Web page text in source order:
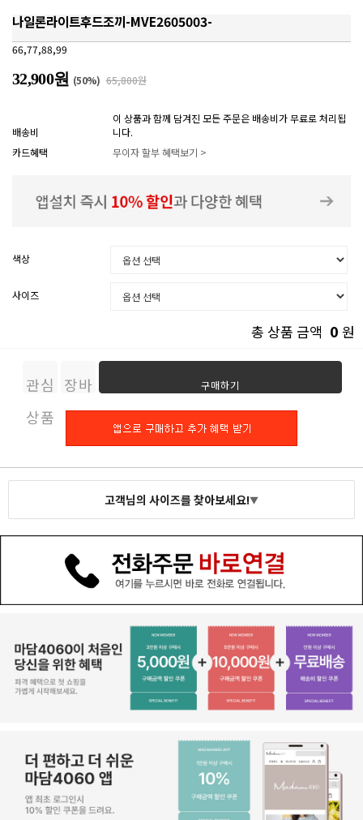
나일론라이트후드조끼-MVE2605003-
66,77,88,99
32,900원 (50%) 65,800원
배송비
이 상품과 함께 담겨진 모든 주문은 배송비가 무료로 처리됩
니다.
카드혜택
무이자 할부 혜택보기 >
색상
사이즈
총 상품 금액 0 원
관심
상품
장바
구니
구매하기
고객님의 사이즈를 찾아보세요!▼